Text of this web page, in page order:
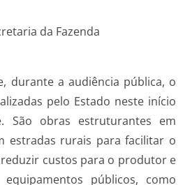
da Fazenda
durante a audiência pública, o
pelo Estado neste início
São obras estruturantes em
estradas rurais para facilitar o
custos para o produtor e
públicos, como